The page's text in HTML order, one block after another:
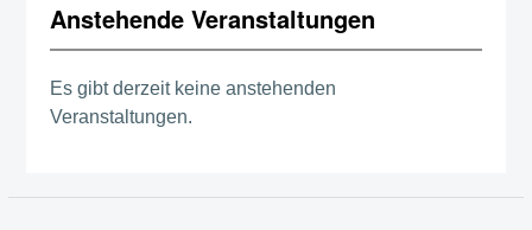
Anstehende Veranstaltungen
Es gibt derzeit keine anstehenden
Veranstaltungen.